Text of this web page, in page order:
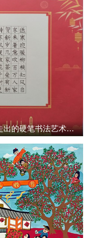
硬笔丹心：任得俊——从泰山脚下走出的硬笔书法艺术革新者